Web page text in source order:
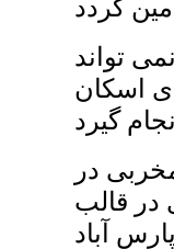
تواند
اسکان
در
در قالب
آباد